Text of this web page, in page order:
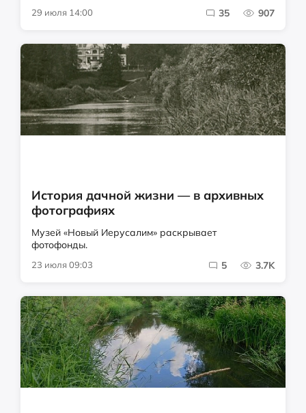
29 июля 14:00 35 907
История дачной жизни — в архивных
фотографиях
Музей «Новый Иерусалим» раскрывает
фотофонды.
23 июля 09:03 5 3.7K